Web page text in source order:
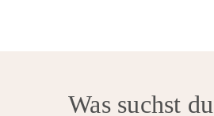
Was suchst